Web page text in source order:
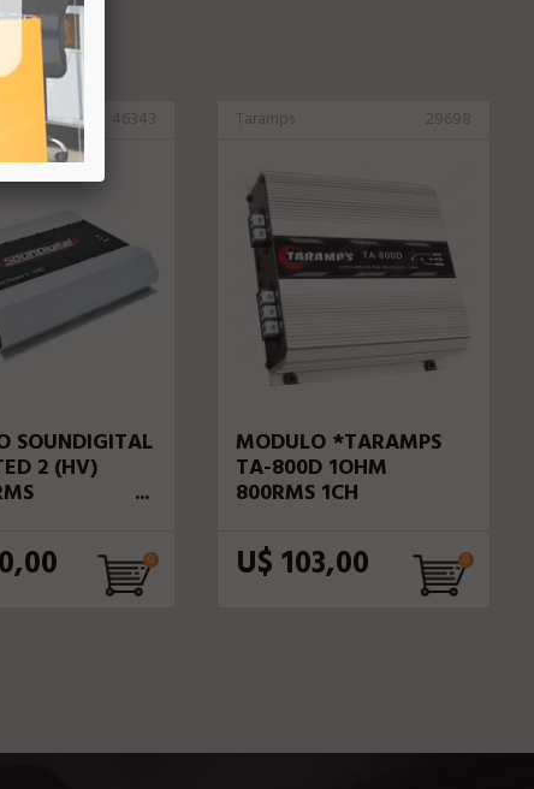
46343
SOUNDIGITAL
2 (HV)
Taramps 29698
MODULO *TARAMPS
TA-800D 1OHM
800RMS 1CH
U$ 103,00